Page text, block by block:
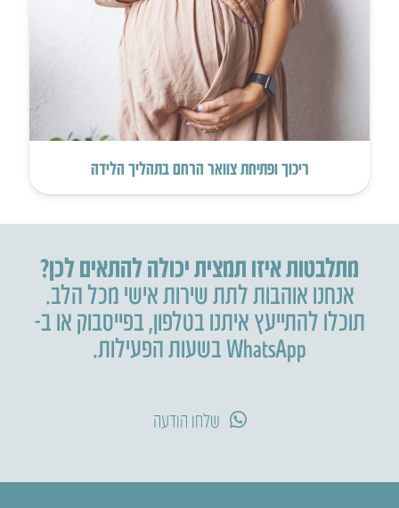
ריכוך ופתיחת צוואר הרחם בתהליך הלידה
מתלבטות איזו תמצית יכולה להתאים לכן?
אנחנו אוהבות לתת שירות אישי מכל הלב.
תוכלו להתייעץ איתנו בטלפון,בפייסבוק או ב-
WhatsApp בשעות הפעילות.
שלחו הודעה